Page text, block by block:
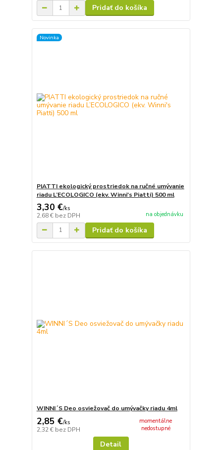
Pridať do košíka
Novinka
PIATTI ekologický prostriedok na ručné umývanie
riadu L’ECOLOGICO (ekv. Winni's Piatti) 500 ml
3,30 €/ks
2,68 € bez DPH na objednávku
Pridať do košíka
WINNI´S Deo osviežovač do umývačky riadu 4ml
2,85 €/ks
2,32 € bez DPH
momentálne
nedostupné
Detail